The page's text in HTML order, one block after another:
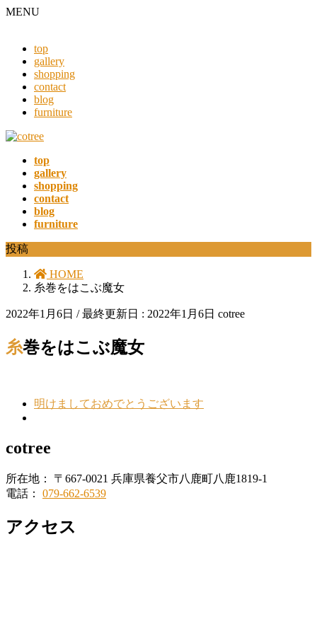
MENU
top
gallery
shopping
contact
blog
furniture
top
gallery
shopping
contact
blog
furniture
投稿
HOME
糸巻をはこぶ魔女
2022年1月6日 / 最終更新日 : 2022年1月6日 cotree
糸巻をはこぶ魔女
明けましておめでとうございます
cotree
所在地： 〒667-0021 兵庫県養父市八鹿町八鹿1819-1
電話： 079-662-6539
アクセス